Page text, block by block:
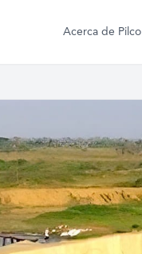
Acerca de Pilco